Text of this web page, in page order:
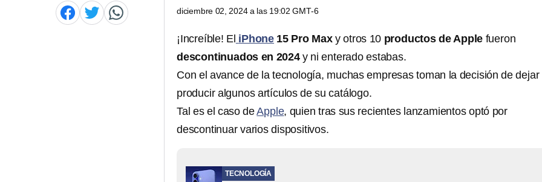
diciembre 02, 2024 a las 19:02 GMT-6
¡Increíble! El iPhone 15 Pro Maxy otros 10 productos de Apple fueron
descontinuados en 2024y ni enterado estabas.
Con el avance de la tecnología, muchas empresas toman la decisión de dejar
producir algunos artículos de su catálogo.
Tal es el caso deApple, quien tras sus recientes lanzamientos optó por
descontinuar varios dispositivos.
TECNOLOGÍA